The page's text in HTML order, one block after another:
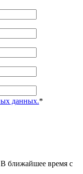
данных.*
ближайшее время с